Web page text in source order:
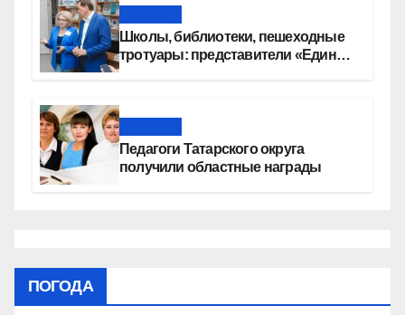
Школы, библиотеки, пешеходные
тротуары: представители «Единой
Педагоги Татарского округа
получили областные награды
ПОГОДА